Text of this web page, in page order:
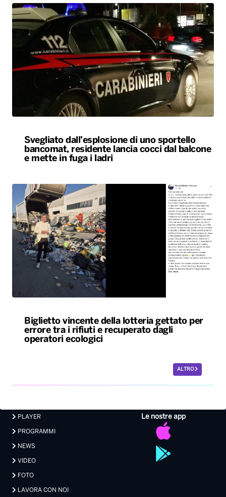
Svegliato dall’esplosione di uno sportello
bancomat, residente lancia cocci dal balcone
e mette in fuga i ladri
Biglietto vincente della lotteria gettato per
errore tra i rifiuti e recuperato dagli
operatori ecologici
ALTRO
Le nostre app
PLAYER
PROGRAMMI
NEWS
VIDEO
FOTO
LAVORA CON NOI